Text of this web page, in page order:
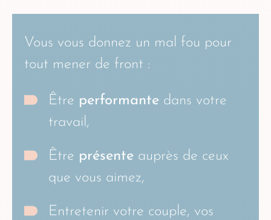
Vous vous donnez un mal fou pour
tout mener de front :
Être performante dans votre
travail,
Être présente auprès de ceux
que vous aimez,
Entretenir votre couple, vos